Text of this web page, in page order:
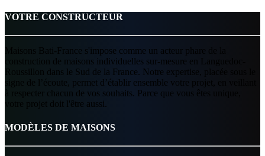
VOTRE CONSTRUCTEUR
Maisons Bati-France s'impose comme un acteur phare de la
construction de maisons individuelles sur-mesure en Languedoc-
Roussillon dans le Sud de la France. Notre expertise, placée sous le
signe de l’écoute, permet d’établir ensemble votre projet, en veillant
à respecter chacun de vos souhaits. Parce que vous êtes unique,
votre projet doit l'être aussi.
MODÈLES DE MAISONS